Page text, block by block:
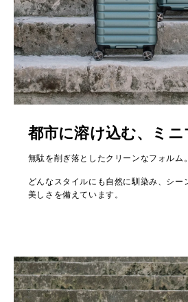
都市に溶け込む、ミ
無駄を削ぎ落としたクリーンなフォルム。
どんなスタイルにも自然に馴染み、シー
美しさを備えています。